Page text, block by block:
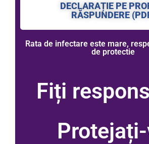
DECLARAȚIE PE
RĂSPUNDERE
Rata de infectare este mare,
de protectie
Fiți